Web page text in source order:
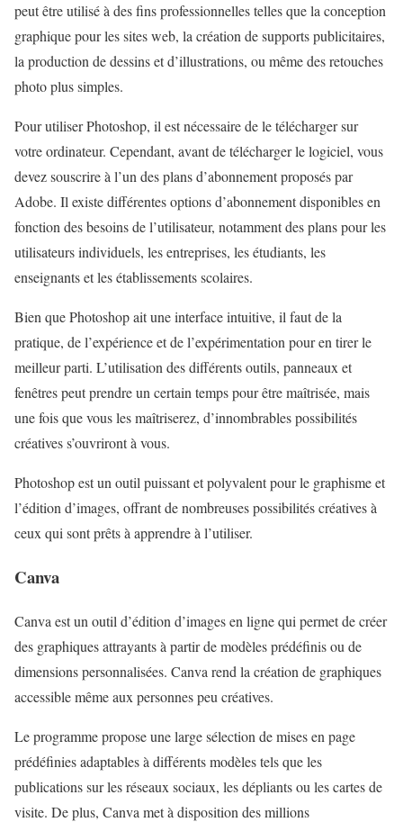
peut être utilisé à des fins professionnelles telles que la conception
graphique pour les sites web, la création de supports publicitaires,
la production de dessins et d’illustrations, ou même des retouches
photo plus simples.
Pour utiliser Photoshop, il est nécessaire de le télécharger sur
votre ordinateur. Cependant, avant de télécharger le logiciel, vous
devez souscrire à l’un des plans d’abonnement proposés par
Adobe. Il existe différentes options d’abonnement disponibles en
fonction des besoins de l’utilisateur, notamment des plans pour les
utilisateurs individuels, les entreprises, les étudiants, les
enseignants et les établissements scolaires.
Bien que Photoshop ait une interface intuitive, il faut de la
pratique, de l’expérience et de l’expérimentation pour en tirer le
meilleur parti. L’utilisation des différents outils, panneaux et
fenêtres peut prendre un certain temps pour être maîtrisée, mais
une fois que vous les maîtriserez, d’innombrables possibilités
créatives s’ouvriront à vous.
Photoshop est un outil puissant et polyvalent pour le graphisme et
l’édition d’images, offrant de nombreuses possibilités créatives à
ceux qui sont prêts à apprendre à l’utiliser.
Canva
Canva est un outil d’édition d’images en ligne qui permet de créer
des graphiques attrayants à partir de modèles prédéfinis ou de
dimensions personnalisées. Canva rend la création de graphiques
accessible même aux personnes peu créatives.
Le programme propose une large sélection de mises en page
prédéfinies adaptables à différents modèles tels que les
publications sur les réseaux sociaux, les dépliants ou les cartes de
visite. De plus, Canva met à disposition des millions